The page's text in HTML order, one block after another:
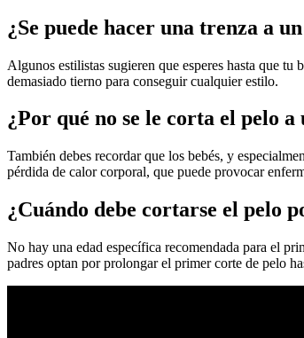
¿Se puede hacer una trenza a
Algunos estilistas sugieren que esperes hasta que
demasiado tierno para conseguir cualquier estilo.
¿Por qué no se le corta el pelo
También debes recordar que los bebés, y
pérdida de calor corporal, que puede provocar
¿Cuándo debe cortarse el pelo
No hay una edad específica recomendada para el
padres optan por prolongar el primer corte de pelo